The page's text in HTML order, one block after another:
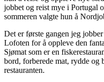
jobbet og reist mye i Portugal
sommeren valgte hun å
Det er første gangen jeg
Lofoten for å oppleve den
Sjømat som er en
bord, forberede mat, rydde og
restauranten.